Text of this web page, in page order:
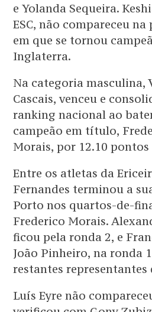
e Yolanda Sequeira.
ESC, não compareceu
em que se tornou
Inglaterra.
Na categoria masculina,
Cascais, venceu e
ranking nacional ao
campeão em título,
Morais, por 12.10
Entre os atletas da
Fernandes terminou a
Porto nos quartos-de-
Frederico Morais.
ficou pela ronda 2, e
João Pinheiro, na ronda
restantes representantes
Luís Eyre não